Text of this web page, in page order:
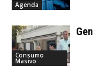
Agenda
Consumo
Masivo